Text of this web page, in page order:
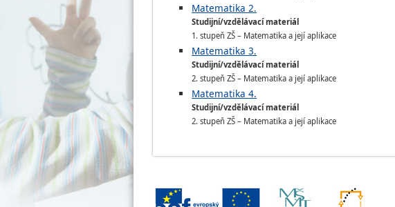
Matematika 2.
Studijní/vzdělávací materiál
1. stupeň ZŠ – Matematika a její aplikace
Matematika 3.
Studijní/vzdělávací materiál
2. stupeň ZŠ – Matematika a její aplikace
Matematika 4.
Studijní/vzdělávací materiál
2. stupeň ZŠ – Matematika a její aplikace